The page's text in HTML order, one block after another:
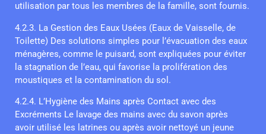
utilisation par tous les membres de la famille, sont fournis.
4.2.3. La Gestion des Eaux Usées (Eaux de Vaisselle, de
Toilette) Des solutions simples pour l’évacuation des eaux
ménagères, comme le puisard, sont expliquées pour éviter
la stagnation de l’eau, qui favorise la prolifération des
moustiques et la contamination du sol.
4.2.4. L’Hygiène des Mains après Contact avec des
Excréments Le lavage des mains avec du savon après
avoir utilisé les latrines ou après avoir nettoyé un jeune